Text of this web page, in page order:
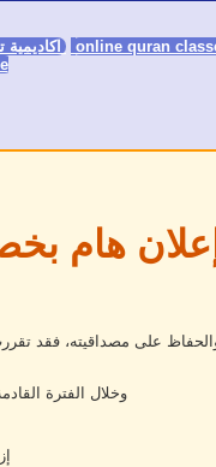
هام
على مصداقيته، فقد
وخلال الفترة